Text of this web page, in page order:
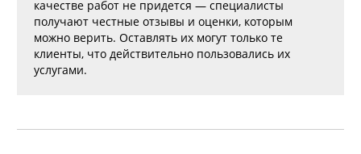
качестве работ не придется — специалисты
получают честные отзывы и оценки, которым
можно верить. Оставлять их могут только те
клиенты, что действительно пользовались их
услугами.